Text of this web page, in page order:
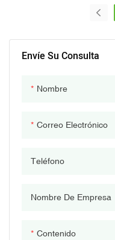
Envíe Su Consulta
Nombre
Correo Electrónico
Teléfono
Nombre De Empresa
Contenido